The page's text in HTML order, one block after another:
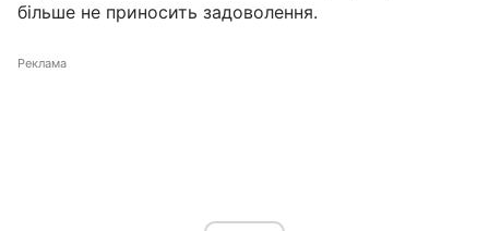
більше не приносить задоволення.
Реклама